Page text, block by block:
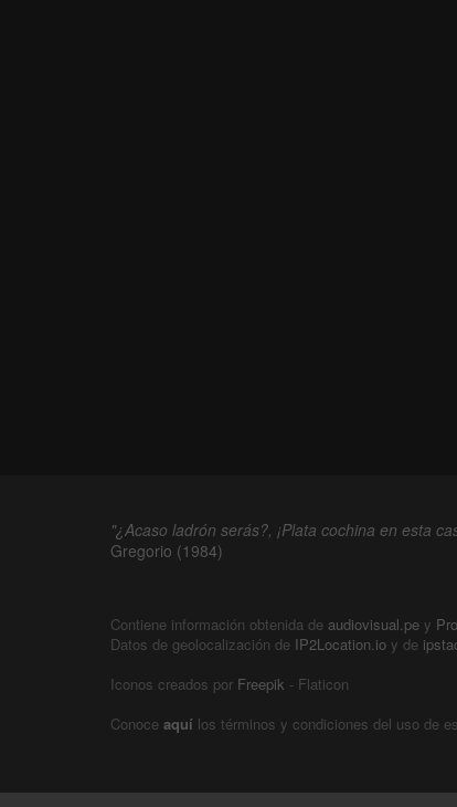
"¿Acaso ladrón serás?, ¡Plata cochina en esta
Gregorio (1984)
Contiene información obtenida de audiovisual.pe y
Datos de geolocalización de IP2Location.io y de
Iconos creados por Freepik - Flaticon
Conoce aquí los términos y condiciones del uso de